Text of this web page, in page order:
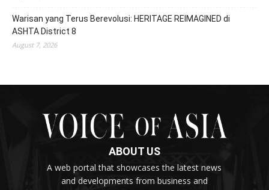
Warisan yang Terus Berevolusi: HERITAGE REIMAGINED di
ASHTA District 8
August 7, 2026
ABOUT US
A web portal that showcases the latest news
and developments from business and